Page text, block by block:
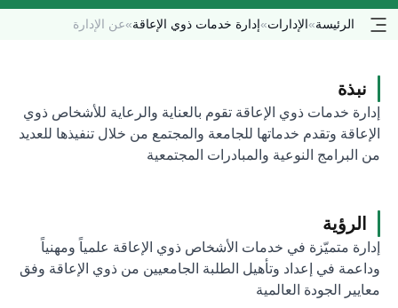
الرئيسة»الإدارات»إدارة خدمات ذوي الإعاقة»عن الإدارة
نبذة
إدارة خدمات ذوي الإعاقة تقوم بالعناية والرعاية للأشخاص ذوي
الإعاقة وتقدم خدماتها للجامعة والمجتمع من خلال تنفيذها للعديد
من البرامج النوعية والمبادرات المجتمعية
الرؤية
إدارة متميّزة في خدمات الأشخاص ذوي الإعاقة علمياً ومهنياً
وداعمة في إعداد وتأهيل الطلبة الجامعيين من ذوي الإعاقة وفق
معايير الجودة العالمية